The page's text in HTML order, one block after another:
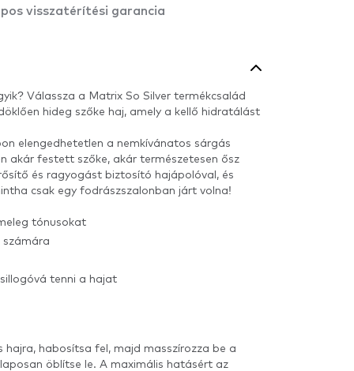
visszatérítési garancia
Válassza a Matrix So Silver termékcsalád
hideg szőke haj, amely a kellő hidratálást
elengedhetetlen a nemkívánatos sárgás
akár festett szőke, akár természetesen ősz
és ragyogást biztosító hajápolóval, és
csak egy fodrászszalonban járt volna!
tónusokat
tenni a hajat
habosítsa fel, majd masszírozza be a
öblítse le. A maximális hatásért az